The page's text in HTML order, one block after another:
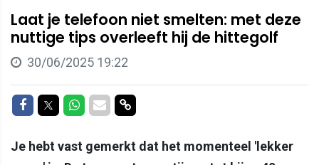
Laat je telefoon niet smelten: met deze
nuttige tips overleeft hij de hittegolf
30/06/2025 19:22
Delen op Facebook
Delen op Twitter
Delen op Whatsapp
Delen via Mail
Delen via link
Je hebt vast gemerkt dat het momenteel 'lekker